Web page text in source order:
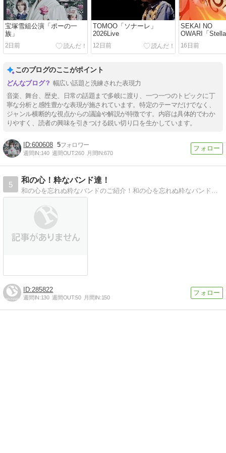
宝塚雪組公演「ポーの一
族」
2日前
TOMOO「ソナーレ」
2026Live
12日前
SEKAI NO
OWARI「
16日前
このブログのここがポイント
幅広い話題と洗練された表現力
音楽、舞台、歴史、日常の話題まで多岐に渡り、一つ一つのトピックに丁
寧な分析と感性豊かな表現が施されています。特定のテーマだけでなく、
ジャンル横断的な視点からの議論や解説が特徴です。内容は具体的でわか
りやすく、読者の興味を引きつける鋭い切り口を生かしています。
600608 5
週間IN:140 週間OUT:260 月間IN:670
5
和の心！粋なバンド達！
285822
週間IN:130 週間OUT:50 月間IN:150